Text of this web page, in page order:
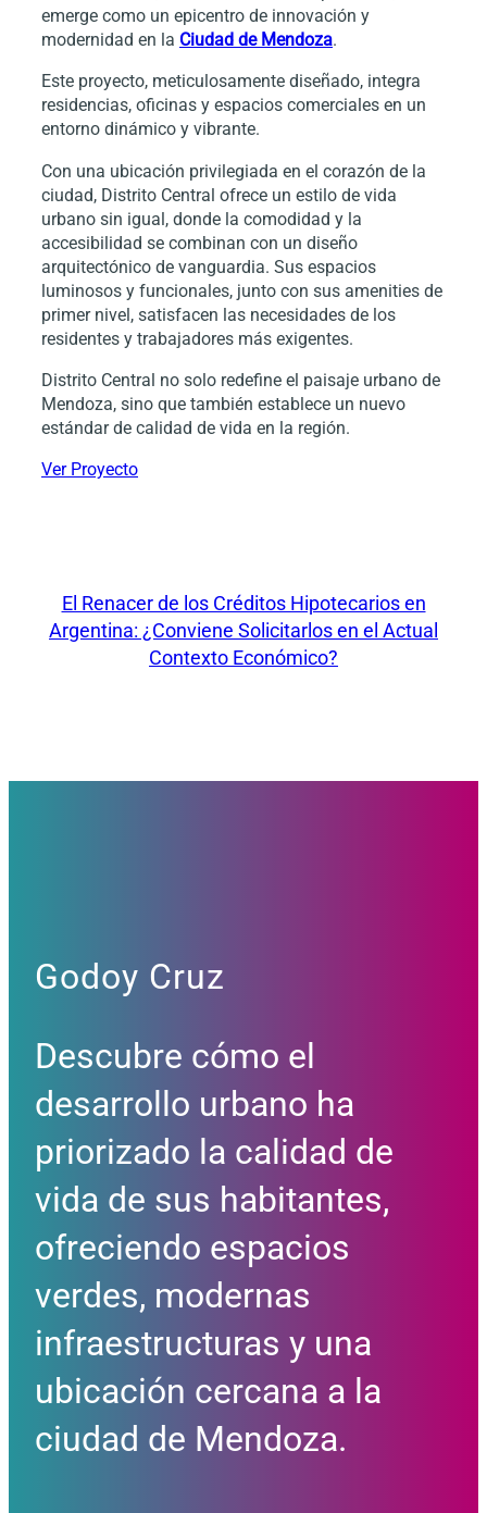
emerge como un epicentro de innovación y
modernidad en la Ciudad de Mendoza.
Este proyecto, meticulosamente diseñado, integra
residencias, oficinas y espacios comerciales en un
entorno dinámico y vibrante.
Con una ubicación privilegiada en el corazón de la
ciudad, Distrito Central ofrece un estilo de vida
urbano sin igual, donde la comodidad y la
accesibilidad se combinan con un diseño
arquitectónico de vanguardia. Sus espacios
luminosos y funcionales, junto con sus amenities de
primer nivel, satisfacen las necesidades de los
residentes y trabajadores más exigentes.
Distrito Central no solo redefine el paisaje urbano de
Mendoza, sino que también establece un nuevo
estándar de calidad de vida en la región.
Ver Proyecto
El Renacer de los Créditos Hipotecarios en
Argentina: ¿Conviene Solicitarlos en el Actual
Contexto Económico?
Godoy Cruz
Descubre cómo el
desarrollo urbano ha
priorizado la calidad de
vida de sus habitantes,
ofreciendo espacios
verdes, modernas
infraestructuras y una
ubicación cercana a la
ciudad de Mendoza.